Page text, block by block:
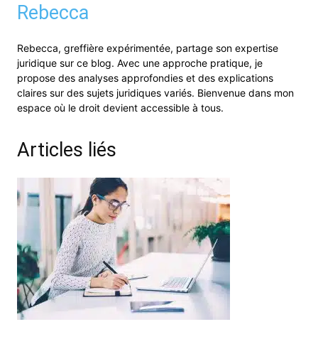
Rebecca
Rebecca, greffière expérimentée, partage son expertise
juridique sur ce blog. Avec une approche pratique, je
propose des analyses approfondies et des explications
claires sur des sujets juridiques variés. Bienvenue dans mon
espace où le droit devient accessible à tous.
Articles liés